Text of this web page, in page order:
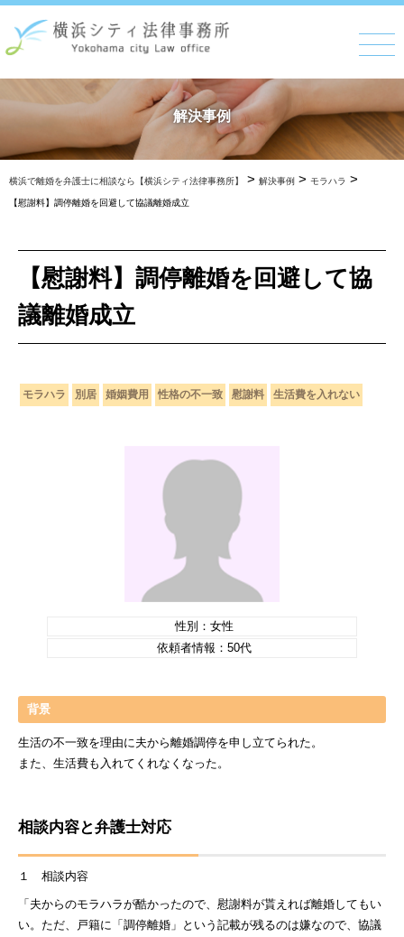
解決事例
横浜で離婚を弁護士に相談なら【横浜シティ法律事務所】 > 解決事例 > モラハラ >
【慰謝料】調停離婚を回避して協議離婚成立
【慰謝料】調停離婚を回避して協
議離婚成立
モラハラ 別居 婚姻費用 性格の不一致 慰謝料 生活費を入れない
性別：女性
依頼者情報：50代
背景
生活の不一致を理由に夫から離婚調停を申し立てられた。
また、生活費も入れてくれなくなった。
相談内容と弁護士対応
１ 相談内容
「夫からのモラハラが酷かったので、慰謝料が貰えれば離婚してもい
い。ただ、戸籍に「調停離婚」という記載が残るのは嫌なので、協議